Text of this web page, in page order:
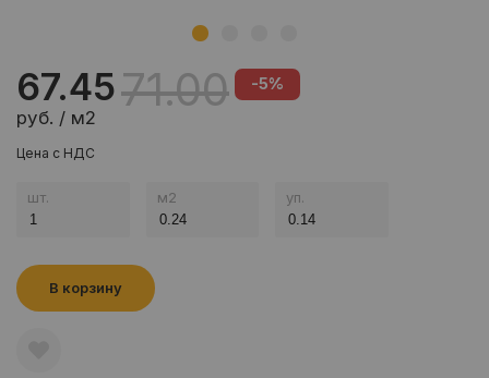
67.45
руб. / м2
71.00 -5%
Цена с НДС
шт. м2 уп.
В корзину